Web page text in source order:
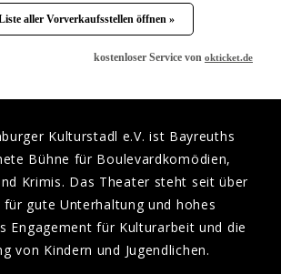
aller Vorverkaufsstellen öffnen »
kostenloser Service von okticket.de
Kulturstadl e.V. ist Bayreuths
Bühne für Boulevardkomödien,
Krimis. Das Theater steht seit über
für gute Unterhaltung und hohes
Engagement für Kulturarbeit und die
von Kindern und Jugendlichen.